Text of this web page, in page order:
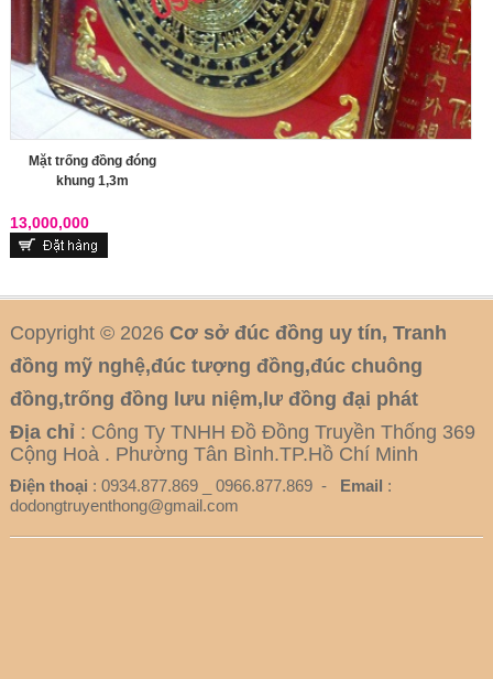
Mặt trống đồng đóng
khung 1,3m
13,000,000
Copyright © 2026 Cơ sở đúc đồng uy tín, Tranh
đồng mỹ nghệ,đúc tượng đồng,đúc chuông
đồng,trống đồng lưu niệm,lư đồng đại phát
Địa chỉ : Công Ty TNHH Đồ Đồng Truyền Thống 369
Cộng Hoà . Phường Tân Bình.TP.Hồ Chí Minh
Điện thoại : 0934.877.869 _ 0966.877.869 - Email :
dodongtruyenthong@gmail.com